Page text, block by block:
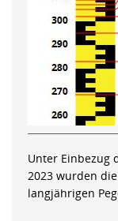
Unter Einbezug
2023 wurden
langjährigen